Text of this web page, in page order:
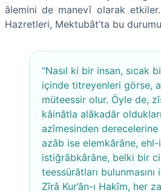
âlemini de manevî olarak
Hazretleri, Mektubât’ta bu
“Nasıl ki bir insan, sıcak
içinde titreyenleri görse,
müteessir olur. Öyle de,
kâinâtla alâkadâr
azîmesinden derecelerine
azâb ise elemkârâne,
istiğrâbkârâne, belki bir
teessürâtları
Zîrâ Kur’ân-ı Hakîm, her